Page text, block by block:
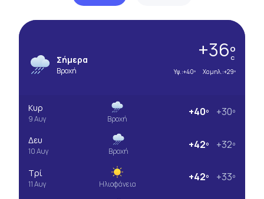
Σήμερα
Βροχή
+36º
C
Υψ.:+40º Χαμηλ.:+29º
Κυρ
9 Αυγ Βροχή
+40º +30º
Δευ
10 Αυγ Βροχή
+42º +32º
Τρί
11 Αυγ Ηλιοφάνεια
+42º +33º